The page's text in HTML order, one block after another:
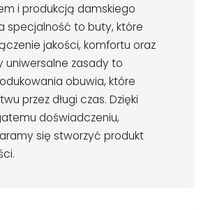
i produkcją damskiego
specjalność to buty, które
jakości, komfortu oraz
uniwersalne zasady to
obuwia, które
przez długi czas. Dzięki
doświadczeniu,
się stworzyć produkt